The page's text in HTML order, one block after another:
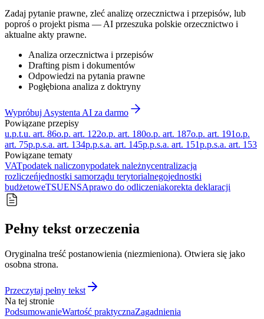
Zadaj pytanie prawne, zleć analizę orzecznictwa i przepisów, lub
poproś o projekt pisma — AI przeszuka polskie orzecznictwo i
aktualne akty prawne.
Analiza orzecznictwa i przepisów
Drafting pism i dokumentów
Odpowiedzi na pytania prawne
Pogłębiona analiza z doktryny
Wypróbuj Asystenta AI za darmo
Powiązane przepisy
u.p.t.u. art. 86o.p. art. 122o.p. art. 180o.p. art. 187o.p. art. 191o.p.
art. 75p.p.s.a. art. 134p.p.s.a. art. 145p.p.s.a. art. 151p.p.s.a. art. 153
Powiązane tematy
VATpodatek naliczonypodatek należnycentralizacja
rozliczeńjednostki samorządu terytorialnegojednostki
budżetoweTSUENSAprawo do odliczeniakorekta deklaracji
Pełny tekst orzeczenia
Oryginalna treść postanowienia (niezmieniona). Otwiera się jako
osobna strona.
Przeczytaj pełny tekst
Na tej stronie
PodsumowanieWartość praktycznaZagadnienia